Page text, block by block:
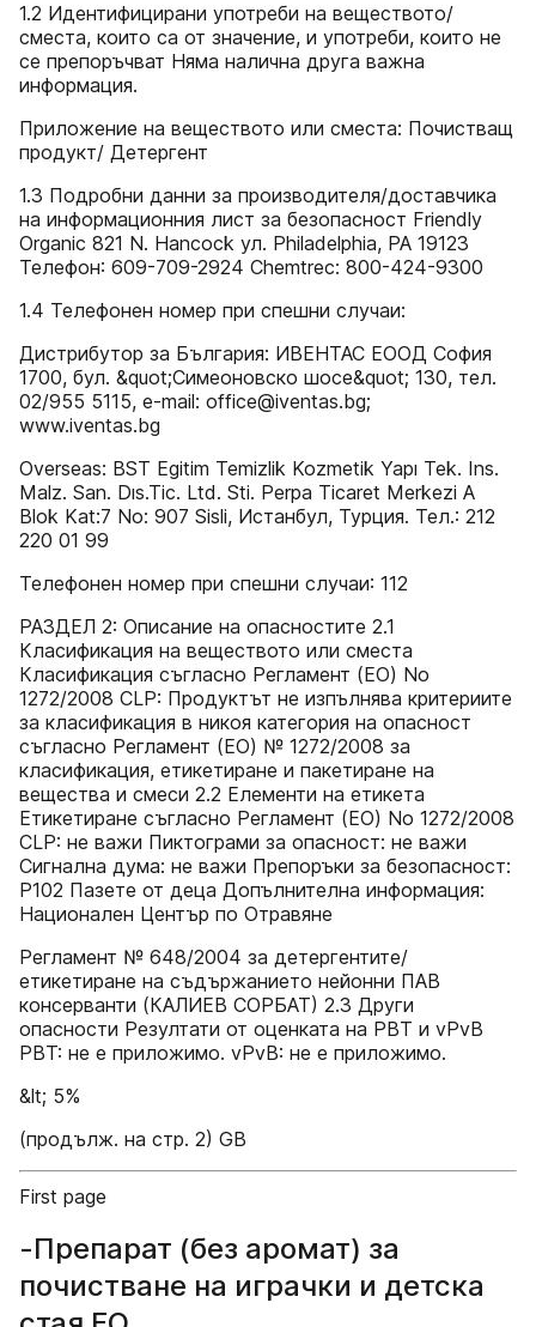
1.2 Идентифицирани употреби на веществото/
сместа, които са от значение, и употреби, които не
се препоръчват Няма налична друга важна
информация.
Приложение на веществото или сместа: Почистващ
продукт/ Детергент
1.3 Подробни данни за производителя/доставчика
на информационния лист за безопасност Friendly
Organic 821 N. Hancock ул. Philadelphia, PA 19123
Телефон: 609-709-2924 Chemtrec: 800-424-9300
1.4 Телефонен номер при спешни случаи:
Дистрибутор за България: ИВЕНТАС ЕООД София
1700, бул. &quot;Симеоновско шосе&quot; 130, тел.
02/955 5115, e-mail: office@iventas.bg;
www.iventas.bg
Overseas: BST Egitim Temizlik Kozmetik Yapı Tek. Ins.
Malz. San. Dıs.Tic. Ltd. Sti. Perpa Ticaret Merkezi A
Blok Kat:7 No: 907 Sisli, Истанбул, Турция. Тел.: 212
220 01 99
Телефонен номер при спешни случаи: 112
РАЗДЕЛ 2: Описание на опасностите 2.1
Класификация на веществото или сместа
Класификация съгласно Регламент (EО) No
1272/2008 CLP: Продуктът не изпълнява критериите
за класификация в никоя категория на опасност
съгласно Регламент (ЕО) № 1272/2008 за
класификация, етикетиране и пакетиране на
вещества и смеси 2.2 Елементи на етикета
Етикетиране съгласно Регламент (EО) No 1272/2008
CLP: не важи Пиктограми за опасност: не важи
Сигнална дума: не важи Препоръки за безопасност:
P102 Пазете от деца Допълнителна информация:
Национален Център по Отравяне
Регламент № 648/2004 за детергентите/
етикетиране на съдържанието нейонни ПАВ
консерванти (КАЛИЕВ СОРБАТ) 2.3 Други
опасности Резултати от оценката на PBT и vPvB
PBT: не е приложимо. vPvB: не е приложимо.
&lt; 5%
(продълж. на стр. 2) GB
First page
-Препарат (без аромат) за
почистване на играчки и детска